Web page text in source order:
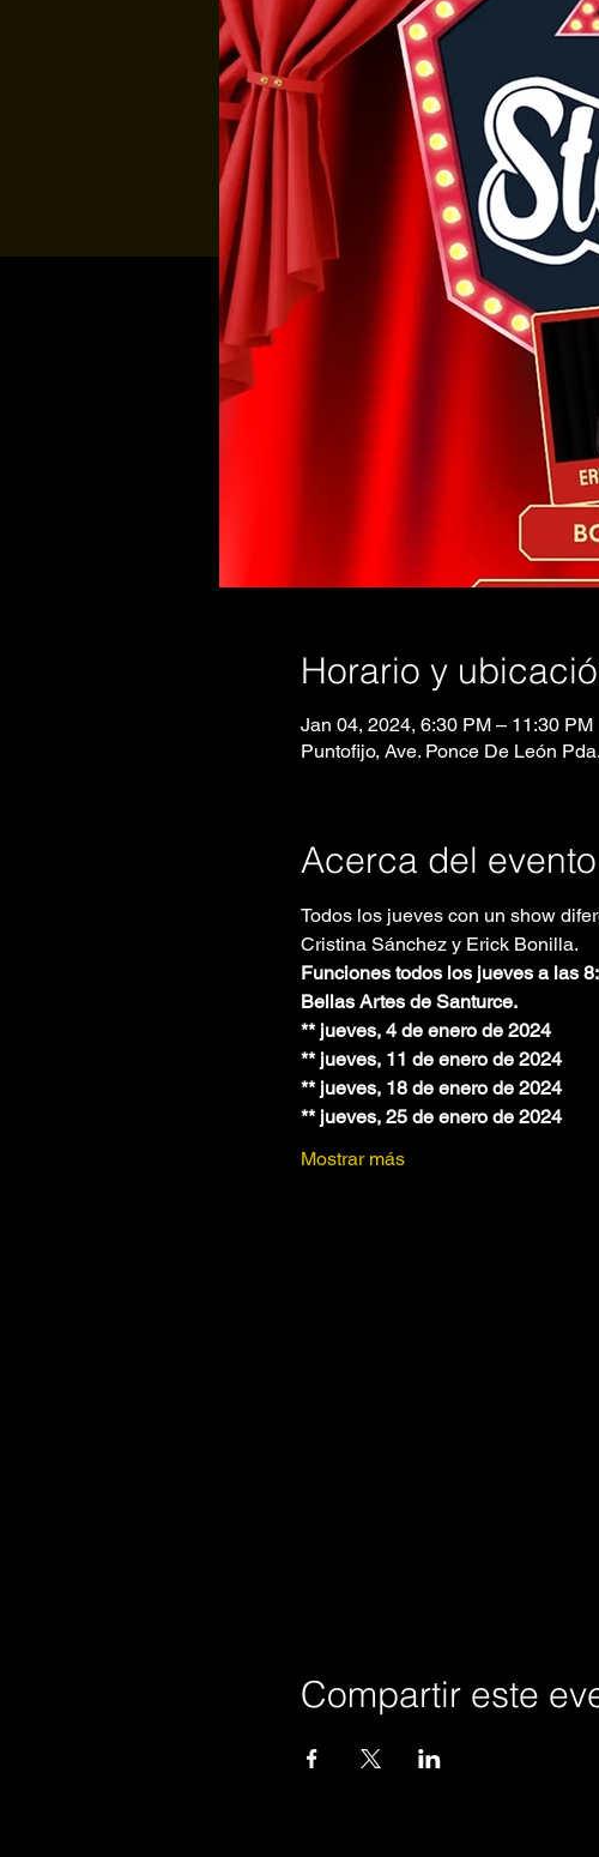
Horario y
Jan 04, 2024, 6:30 PM – 11:30 PM
Puntofijo, Ave. Ponce De León
Acerca del evento
Todos los jueves con un show
Cristina Sánchez y Erick Bonilla.
Funciones todos los jueves a las
Bellas Artes de Santurce.
** jueves, 4 de enero de 2024
** jueves, 11 de enero de 2024
** jueves, 18 de enero de 2024
** jueves, 25 de enero de 2024
Mostrar más
Compartir este